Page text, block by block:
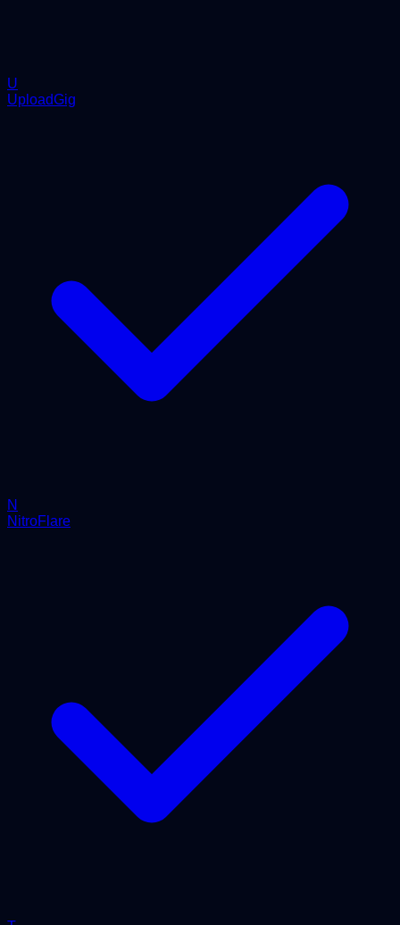
U
UploadGig
N
NitroFlare